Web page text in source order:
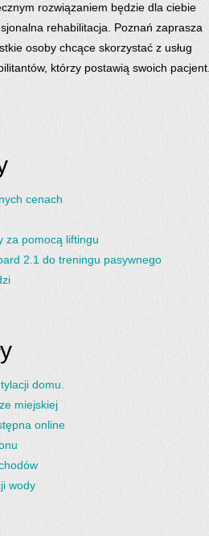
rozwiązaniem będzie dla ciebie
rehabilitacja. Poznań zaprasza
osoby chcące skorzystać z usług
którzy postawią swoich
cenach
za pomocą liftingu
2.1 do treningu pasywnego
domu.
miejskiej
online
wody